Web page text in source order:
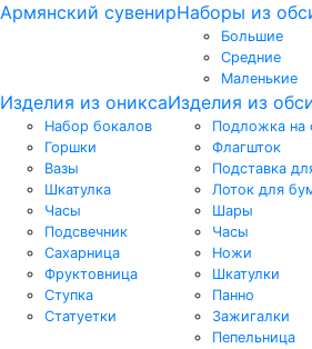
Армянский сувенирНаборы из
Большие
Средние
Маленькие
Изделия из оникса
Набор бокалов
Горшки
Вазы
Шкатулка
Часы
Подсвечник
Сахарница
Фруктовница
Ступка
Статуетки
Изделия из
Подложка на
Флагшток
Подставка
Лоток для
Шары
Часы
Ножи
Шкатулки
Панно
Зажигалки
Пепельница